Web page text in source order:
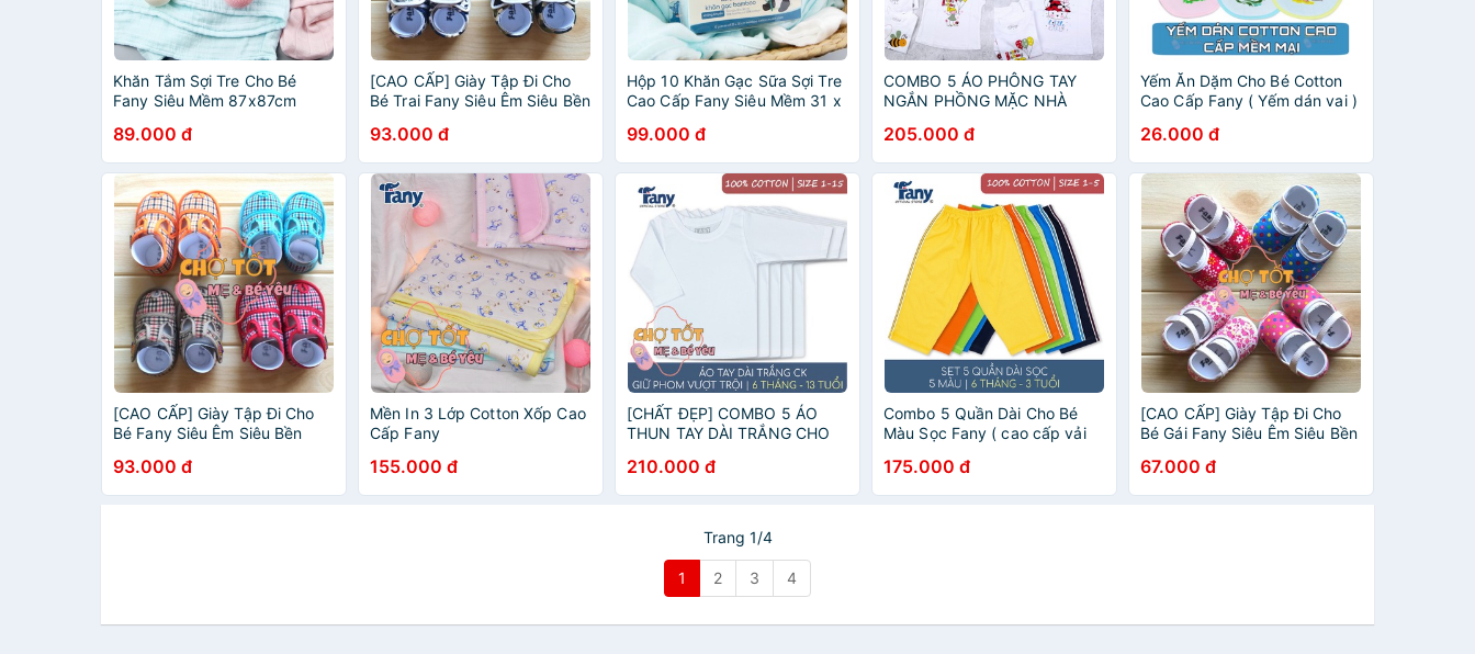
Khăn Tắm Sợi Tre Cho Bé
Fany Siêu Mềm 87x87cm
89.000 đ
[CAO CẤP] Giày Tập Đi Cho
Bé Trai Fany Siêu Êm Siêu Bền
93.000 đ
Hộp 10 Khăn Gạc Sữa Sợi Tre
Cao Cấp Fany Siêu Mềm 31 x
99.000 đ
COMBO 5 ÁO PHÔNG TAY
NGẮN PHỒNG MẶC NHÀ
205.000 đ
Yếm Ăn Dặm Cho Bé Cotton
Cao Cấp Fany ( Yếm dán vai )
26.000 đ
[CAO CẤP] Giày Tập Đi Cho
Bé Fany Siêu Êm Siêu Bền
93.000 đ
Mền In 3 Lớp Cotton Xốp Cao
Cấp Fany
155.000 đ
[CHẤT ĐẸP] COMBO 5 ÁO
THUN TAY DÀI TRẮNG CHO
FANY
210.000 đ
Combo 5 Quần Dài Cho Bé
Màu Sọc Fany ( cao cấp vải
175.000 đ
[CAO CẤP] Giày Tập Đi Cho
Bé Gái Fany Siêu Êm Siêu Bền
67.000 đ
Trang 1/4
1 2 3 4